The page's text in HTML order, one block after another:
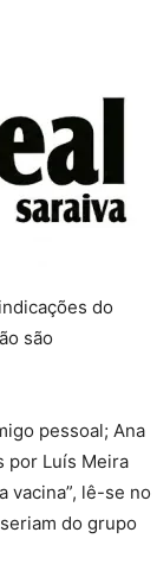
do
são
pessoal; Ana
por Luís Meira
vacina”, lê-se no
do grupo